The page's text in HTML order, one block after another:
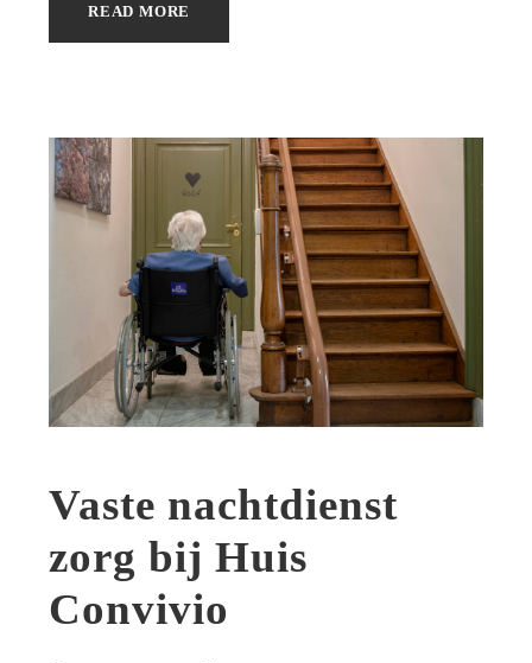
READ MORE
Vaste nachtdienst
zorg bij Huis
Convivio